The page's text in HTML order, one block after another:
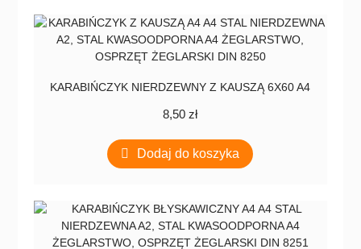
KARABIŃCZYK NIERDZEWNY Z KAUSZĄ 6X60 A4
8,50zł
Dodaj do koszyka